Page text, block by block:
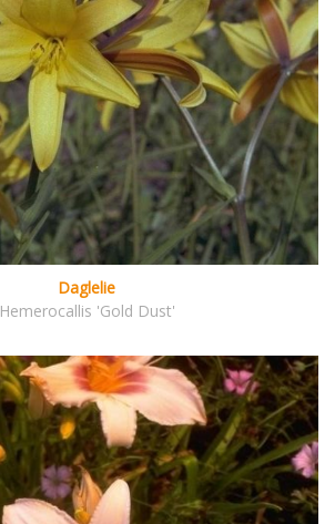
Daglelie
Hemerocallis 'Gold Dust'